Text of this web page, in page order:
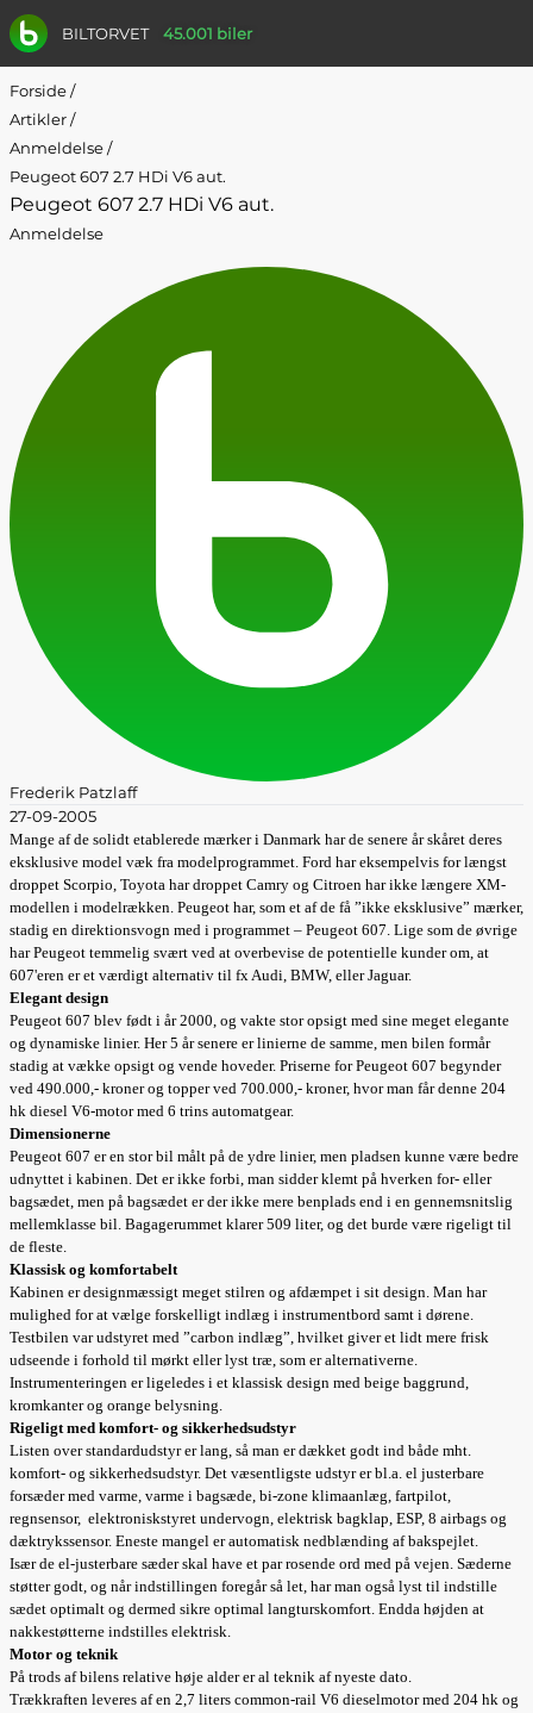
BILTORVET 45.001 biler
Forside/
Artikler/
Anmeldelse/
Peugeot 607 2.7 HDi V6 aut.
Peugeot 607 2.7 HDi V6 aut.
Anmeldelse
Frederik Patzlaff
27-09-2005
Mange af de solidt etablerede mærker i Danmark har de senere år skåret deres
eksklusive model væk fra modelprogrammet. Ford har eksempelvis for længst
droppet Scorpio, Toyota har droppet Camry og Citroen har ikke længere XM-
modellen i modelrækken. Peugeot har, som et af de få ”ikke eksklusive” mærker,
stadig en direktionsvogn med i programmet – Peugeot 607. Lige som de øvrige
har Peugeot temmelig svært ved at overbevise de potentielle kunder om, at
607'eren er et værdigt alternativ til fx Audi, BMW, eller Jaguar.
Elegant design
Peugeot 607 blev født i år 2000, og vakte stor opsigt med sine meget elegante
og dynamiske linier. Her 5 år senere er linierne de samme, men bilen formår
stadig at vække opsigt og vende hoveder. Priserne for Peugeot 607 begynder
ved 490.000,- kroner og topper ved 700.000,- kroner, hvor man får denne 204
hk diesel V6-motor med 6 trins automatgear.
Dimensionerne
Peugeot 607 er en stor bil målt på de ydre linier, men pladsen kunne være bedre
udnyttet i kabinen. Det er ikke forbi, man sidder klemt på hverken for- eller
bagsædet, men på bagsædet er der ikke mere benplads end i en gennemsnitslig
mellemklasse bil. Bagagerummet klarer 509 liter, og det burde være rigeligt til
de fleste.
Klassisk og komfortabelt
Kabinen er designmæssigt meget stilren og afdæmpet i sit design. Man har
mulighed for at vælge forskelligt indlæg i instrumentbord samt i dørene.
Testbilen var udstyret med ”carbon indlæg”, hvilket giver et lidt mere frisk
udseende i forhold til mørkt eller lyst træ, som er alternativerne.
Instrumenteringen er ligeledes i et klassisk design med beige baggrund,
kromkanter og orange belysning.
Rigeligt med komfort- og sikkerhedsudstyr
Listen over standardudstyr er lang, så man er dækket godt ind både mht.
komfort- og sikkerhedsudstyr. Det væsentligste udstyr er bl.a. el justerbare
forsæder med varme, varme i bagsæde, bi-zone klimaanlæg, fartpilot,
regnsensor, elektroniskstyret undervogn, elektrisk bagklap, ESP, 8 airbags og
dæktrykssensor. Eneste mangel er automatisk nedblænding af bakspejlet.
Især de el-justerbare sæder skal have et par rosende ord med på vejen. Sæderne
støtter godt, og når indstillingen foregår så let, har man også lyst til indstille
sædet optimalt og dermed sikre optimal langturskomfort. Endda højden at
nakkestøtterne indstilles elektrisk.
Motor og teknik
På trods af bilens relative høje alder er al teknik af nyeste dato.
Trækkraften leveres af en 2,7 liters common-rail V6 dieselmotor med 204 hk og